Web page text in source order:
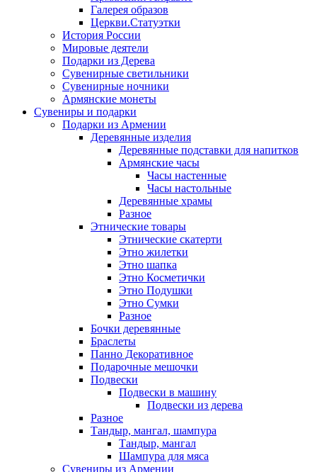
Галерея образов
Церкви.Статуэтки
История России
Мировые деятели
Подарки из Дерева
Сувенирные светильники
Сувенирные ночники
Армянские монеты
Сувениры и подарки
Подарки из Армении
Деревянные изделия
Деревянные подставки для напитков
Армянские часы
Часы настенные
Часы настольные
Деревянные храмы
Разное
Этнические товары
Этнические скатерти
Этно жилетки
Этно шапка
Этно Косметички
Этно Подушки
Этно Сумки
Разное
Бочки деревянные
Браслеты
Панно Декоративное
Подарочные мешочки
Подвески
Подвески в машину
Подвески из дерева
Разное
Тандыр, мангал, шампура
Тандыр, мангал
Шампура для мяса
Сувениры из Армении